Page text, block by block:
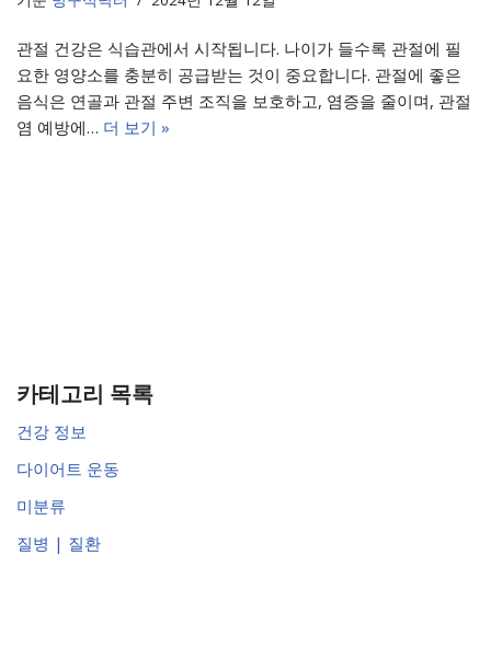
관절 건강은 식습관에서 시작됩니다. 나이가 들수록 관절에 필
요한 영양소를 충분히 공급받는 것이 중요합니다. 관절에 좋은
음식은 연골과 관절 주변 조직을 보호하고, 염증을 줄이며, 관절
염 예방에… 더 보기 »
카테고리 목록
건강 정보
다이어트 운동
미분류
질병 | 질환